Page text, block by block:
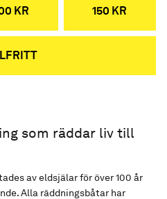
KR 150 KR
som räddar liv till
av eldsjälar för över 100 år
Alla räddningsbåtar har